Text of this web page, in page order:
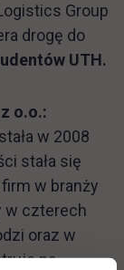
Group
drogę do
UTH.
o.o.:
w 2008
stała się
w branży
w czterech
oraz w
na